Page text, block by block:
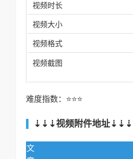
视频时长
视频大小
视频格式
视频截图
难度指数：⭐⭐⭐
⇣⇣⇣视频附件地址⇣⇣⇣
文